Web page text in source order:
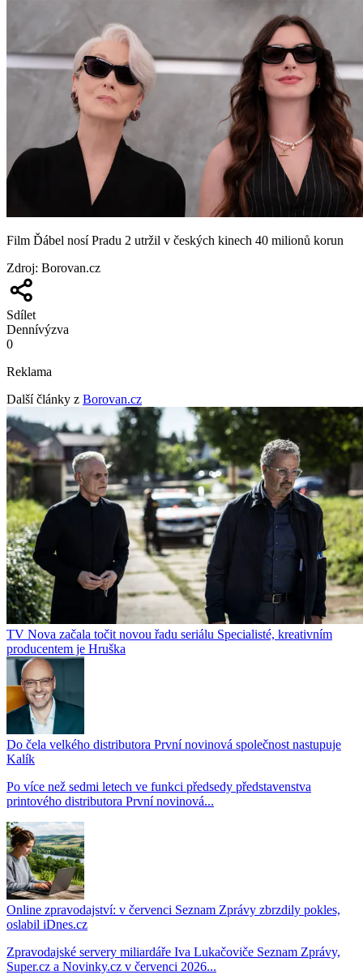
Film Ďábel nosí Pradu 2 utržil v českých kinech 40 milionů korun
Zdroj: Borovan.cz
Sdílet
Dennívýzva
0
Reklama
Další články z Borovan.cz
TV Nova začala točit novou řadu seriálu Specialisté, kreativním
producentem je Hruška
Do čela velkého distributora První novinová společnost nastupuje
Kalík
Po více než sedmi letech ve funkci předsedy představenstva
printového distributora První novinová...
Online zpravodajství: v červenci Seznam Zprávy zbrzdily pokles,
oslabil iDnes.cz
Zpravodajské servery miliardáře Iva Lukačoviče Seznam Zprávy,
Super.cz a Novinky.cz v červenci 2026...